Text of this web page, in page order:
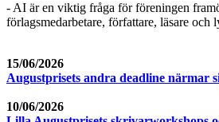
- AI är en viktig fråga för föreningen
förlagsmedarbetare, författare, läsare
15/06/2026
Augustprisets andra deadline närmar
10/06/2026